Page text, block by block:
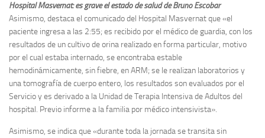
Hospital Masvernat: es grave el estado de salud de Bruno Escobar
Asimismo, destaca el comunicado del Hospital Masvernat que «el
paciente ingresa a las 2:55; es recibido por el médico de guardia, con los
resultados de un cultivo de orina realizado en forma particular, motivo
por el cual estaba internado, se encontraba estable
hemodinámicamente, sin fiebre, en ARM; se le realizan laboratorios y
una tomografía de cuerpo entero, los resultados son evaluados por el
Servicio y es derivado a la Unidad de Terapia Intensiva de Adultos del
hospital. Previo informe a la familia por médico intensivista».
Asimismo, se indica que «durante toda la jornada se transita sin